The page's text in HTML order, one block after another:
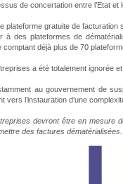
de concertation entre l’Etat
plateforme gratuite de
à des plateformes de
déjà plus de 70
a été totalement
au gouvernement de
vers l’instauration d’une
devront être en mesure
des factures dématérialisées.